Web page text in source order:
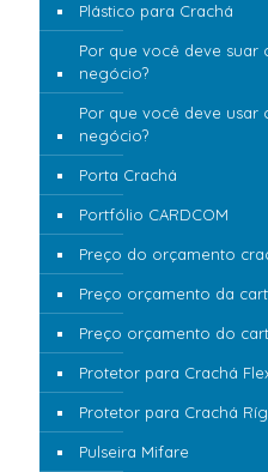
Plástico para Crachá
Por que você deve suar
negócio?
Por que você deve usar
negócio?
Porta Crachá
Portfólio CARDCOM
Preço do orçamento
Preço orçamento da
Preço orçamento do
Protetor para Crachá
Protetor para Crachá
Pulseira Mifare